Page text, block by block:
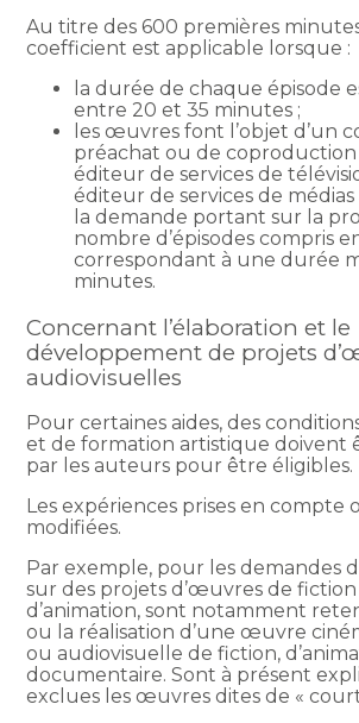
Au titre des 600 premières
coefficient est applicable lorsque :
la durée de chaque épisode
entre 20 et 35 minutes ;
les œuvres font l’objet d’un
préachat ou de coproduction
éditeur de services de
éditeur de services de médias
la demande portant sur la
nombre d’épisodes compris
correspondant à une durée
minutes.
Concernant l’élaboration et le
développement de projets
audiovisuelles
Pour certaines aides, des
et de formation artistique doivent
par les auteurs pour être éligibles.
Les expériences prises en compte
modifiées.
Par exemple, pour les demandes
sur des projets d’œuvres de
d’animation, sont notamment
ou la réalisation d’une œuvre
ou audiovisuelle de fiction,
documentaire. Sont à présent
exclues les œuvres dites de «